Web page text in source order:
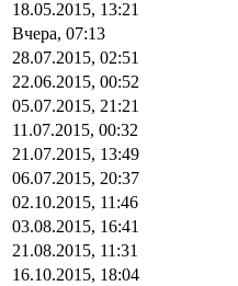
18.05.2015, 13:21
Вчера, 07:13
28.07.2015, 02:51
22.06.2015, 00:52
05.07.2015, 21:21
11.07.2015, 00:32
21.07.2015, 13:49
06.07.2015, 20:37
02.10.2015, 11:46
03.08.2015, 16:41
21.08.2015, 11:31
16.10.2015, 18:04